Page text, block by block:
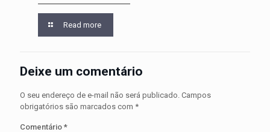
Read more
Deixe um comentário
O seu endereço de e-mail não será publicado. Campos
obrigatórios são marcados com *
Comentário *